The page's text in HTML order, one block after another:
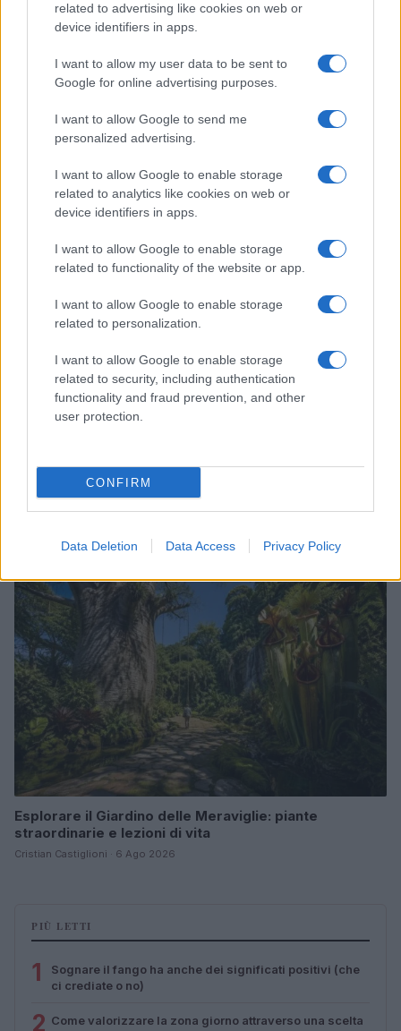
related to advertising like cookies on web or
device identifiers in apps.
I want to allow my user data to be sent to
Google for online advertising purposes.
I want to allow Google to send me
personalized advertising.
I want to allow Google to enable storage
related to analytics like cookies on web or
device identifiers in apps.
I want to allow Google to enable storage
related to functionality of the website or app.
I want to allow Google to enable storage
related to personalization.
I want to allow Google to enable storage
related to security, including authentication
functionality and fraud prevention, and other
user protection.
CONFIRM
Data Deletion Data Access Privacy Policy
Come riconoscere e risolvere i problemi della lavanda
nel tuo giardino
Beatrice Bonaventura · 6 Ago 2026
Scopri i must have di Mango per l’estate 2026: stile e
Esplorare il Giardino delle Meraviglie: piante
straordinarie e lezioni di vita
Cristian Castiglioni · 6 Ago 2026
PIÙ LETTI
1
Sognare il fango ha anche dei significati positivi (che
ci crediate o no)
2 Come valorizzare la zona giorno attraverso una scelta